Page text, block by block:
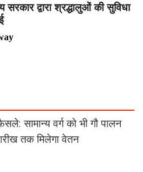
सरकार द्वारा श्रद्धालुओं की सुविधा
सामान्य वर्ग को भी गौ पालन
तक मिलेगा वेतन